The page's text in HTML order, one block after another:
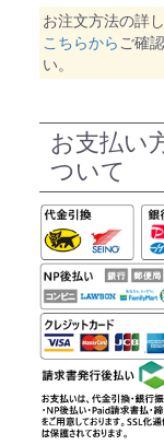
お注文方法の詳
こちらから ご確
い。
お支払い
ついて